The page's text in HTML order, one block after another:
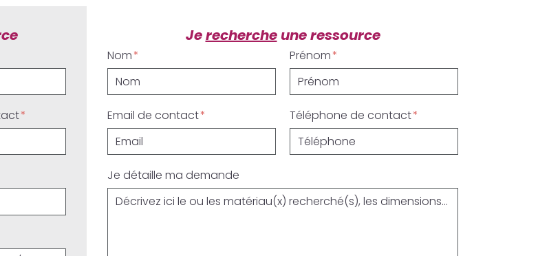
Jerechercheune ressource
Nom Prénom
Email de contact Téléphone de contact
Je détaille ma demande